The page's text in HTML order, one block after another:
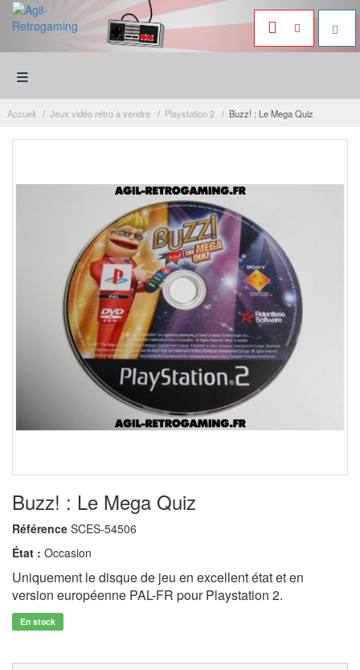
≡
Accueil Jeux vidéo rétro à vendre Playstation 2 Buzz! : Le Mega Quiz
Buzz! : Le Mega Quiz
Référence SCES-54506
État : Occasion
Uniquement le disque de jeu en excellent état et en
version européenne PAL-FR pour Playstation 2.
En stock